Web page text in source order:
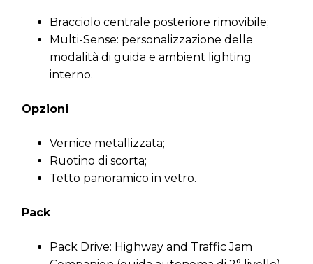
Bracciolo centrale posteriore rimovibile;
Multi-Sense: personalizzazione delle
modalità di guida e ambient lighting
interno.
Opzioni
Vernice metallizzata;
Ruotino di scorta;
Tetto panoramico in vetro.
Pack
Pack Drive: Highway and Traffic Jam